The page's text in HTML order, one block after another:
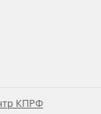
КПРФ